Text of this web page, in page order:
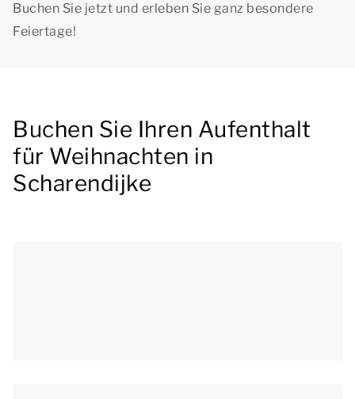
Buchen Sie jetzt und erleben Sie ganz besondere
Feiertage!
Buchen Sie Ihren Aufenthalt
für Weihnachten in
Scharendijke